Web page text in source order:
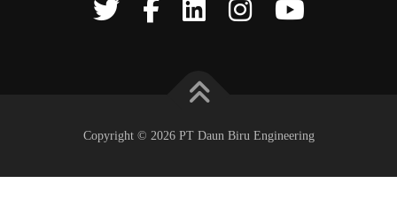
Copyright © 2026 PT Daun Biru Engineering